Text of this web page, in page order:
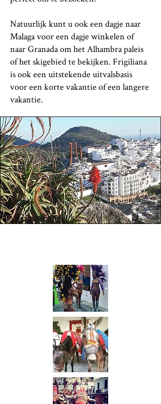
Natuurlijk kunt u ook een dagje naar
Malaga voor een dagje winkelen of
naar Granada om het Alhambra paleis
of het skigebied te bekijken. Frigiliana
is ook een uitstekende uitvalsbasis
voor een korte vakantie of een langere
vakantie.